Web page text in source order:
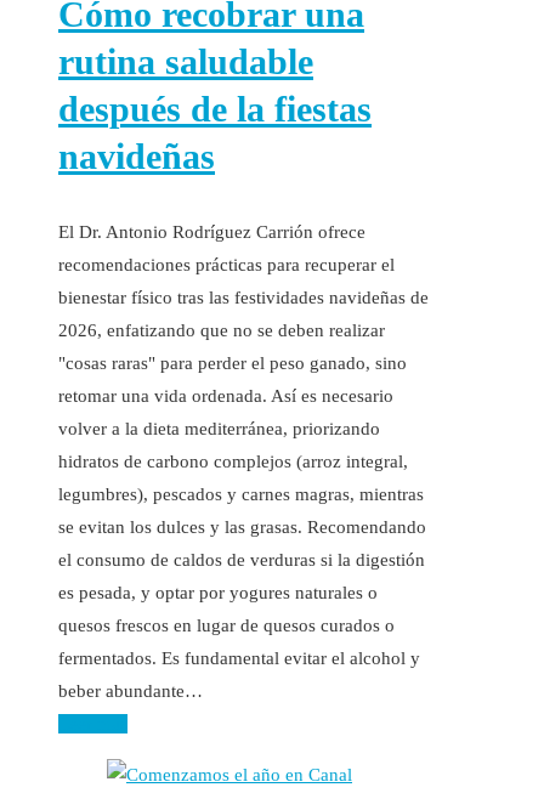
Cómo recobrar una
rutina saludable
después de la fiestas
navideñas
El Dr. Antonio Rodríguez Carrión ofrece
recomendaciones prácticas para recuperar el
bienestar físico tras las festividades navideñas de
2026, enfatizando que no se deben realizar
"cosas raras" para perder el peso ganado, sino
retomar una vida ordenada. Así es necesario
volver a la dieta mediterránea, priorizando
hidratos de carbono complejos (arroz integral,
legumbres), pescados y carnes magras, mientras
se evitan los dulces y las grasas. Recomendando
el consumo de caldos de verduras si la digestión
es pesada, y optar por yogures naturales o
quesos frescos en lugar de quesos curados o
fermentados. Es fundamental evitar el alcohol y
beber abundante…